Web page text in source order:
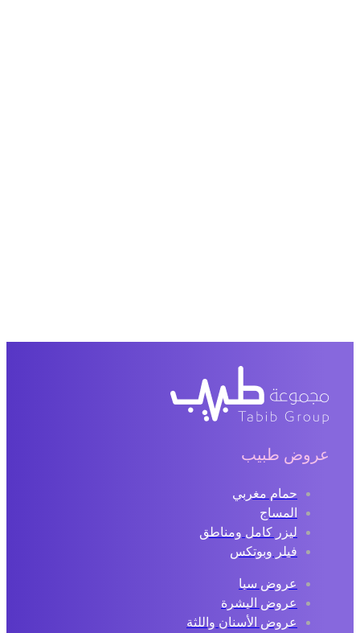
عروض طبيب
حمام مغربي
المساج
ليزر كامل ومناطق
فيلر وبوتكس
عروض سبا
عروض البشرة
عروض الأسنان واللثة